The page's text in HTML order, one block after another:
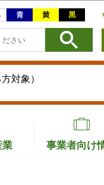
対象）
業 事業者向け